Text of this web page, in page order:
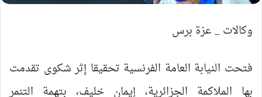
وكالات _ عزة برس
فتحت النيابة العامة الفرنسية تحقيقا إثر شكوى تقدمت
بها الملاكمة الجزائرية، إيمان خليف، بتهمة التنمر